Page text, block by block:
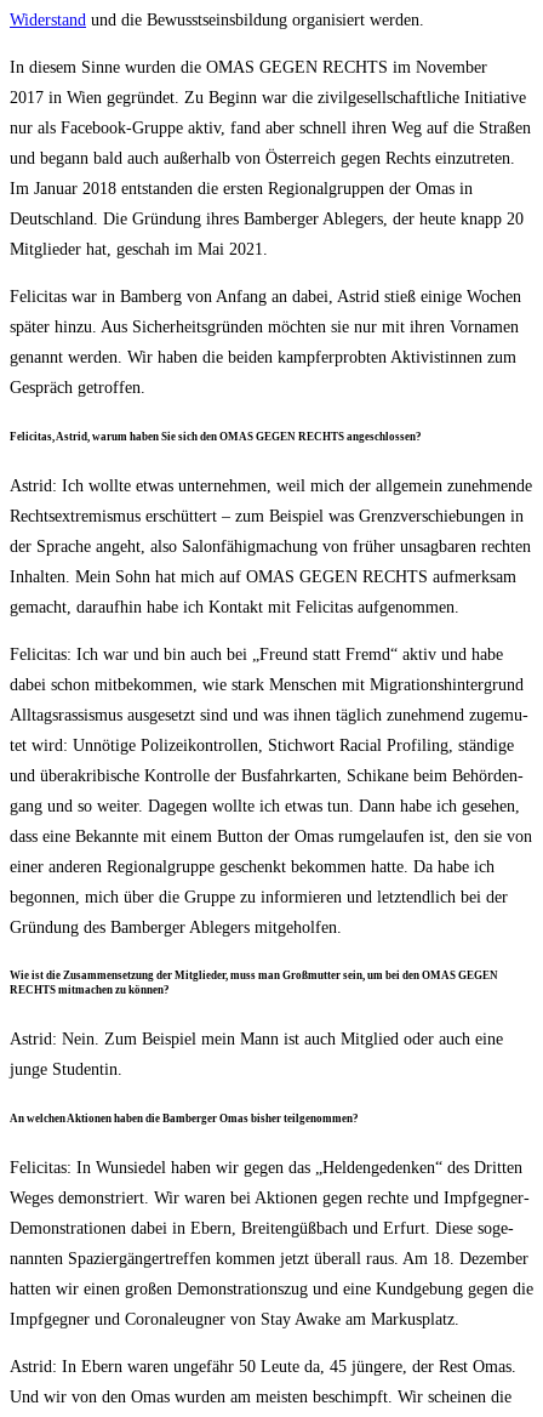
Wider­stand und die Bewusst­seins­bil­dung orga­ni­siert werden.
In die­sem Sin­ne wur­den die OMAS GEGEN RECHTS im Novem­ber
2017 in Wien gegrün­det. Zu Beginn war die zivil­ge­sell­schaft­li­che Initia­ti­ve
nur als Face­book-Grup­pe aktiv, fand aber schnell ihren Weg auf die Stra­ßen
und begann bald auch außer­halb von Öster­reich gegen Rechts ein­zu­tre­ten.
Im Janu­ar 2018 ent­stan­den die ers­ten Regio­nal­grup­pen der Omas in
Deutsch­land. Die Grün­dung ihres Bam­ber­ger Able­gers, der heu­te knapp 20
Mit­glie­der hat, geschah im Mai 2021.
Feli­ci­tas war in Bam­berg von Anfang an dabei, Astrid stieß eini­ge Wochen
spä­ter hin­zu. Aus Sicher­heits­grün­den möch­ten sie nur mit ihren Vor­na­men
genannt wer­den. Wir haben die bei­den kampf­erprob­ten Akti­vis­tin­nen zum
Gespräch getroffen.
Feli­ci­tas, Astrid, war­um haben Sie sich den OMAS GEGEN RECHTS angeschlossen?
Astrid: Ich woll­te etwas unter­neh­men, weil mich der all­ge­mein zuneh­men­de
Rechts­extre­mis­mus erschüt­tert – zum Bei­spiel was Grenz­ver­schie­bun­gen in
der Spra­che angeht, also Salon­fä­hig­ma­chung von frü­her unsag­ba­ren rech­ten
Inhal­ten. Mein Sohn hat mich auf OMAS GEGEN RECHTS auf­merk­sam
gemacht, dar­auf­hin habe ich Kon­takt mit Feli­ci­tas aufgenommen.
Feli­ci­tas: Ich war und bin auch bei „Freund statt Fremd“ aktiv und habe
dabei schon mit­be­kom­men, wie stark Men­schen mit Migra­ti­ons­hin­ter­grund
All­tags­ras­sis­mus aus­ge­setzt sind und was ihnen täg­lich zuneh­mend zuge­mu­
tet wird: Unnö­ti­ge Poli­zei­kon­trol­len, Stich­wort Racial Pro­fil­ing, stän­di­ge
und über­akri­bi­sche Kon­trol­le der Bus­fahr­kar­ten, Schi­ka­ne beim Behör­den­
gang und so wei­ter. Dage­gen woll­te ich etwas tun. Dann habe ich gese­hen,
dass eine Bekann­te mit einem But­ton der Omas rum­ge­lau­fen ist, den sie von
einer ande­ren Regio­nal­grup­pe geschenkt bekom­men hat­te. Da habe ich
begon­nen, mich über die Grup­pe zu infor­mie­ren und letzt­end­lich bei der
Grün­dung des Bam­ber­ger Able­gers mitgeholfen.
Wie ist die Zusam­men­set­zung der Mit­glie­der, muss man Groß­mutter sein, um bei den OMAS GEGEN
RECHTS mit­ma­chen zu können?
Astrid: Nein. Zum Bei­spiel mein Mann ist auch Mit­glied oder auch eine
jun­ge Studentin.
An wel­chen Aktio­nen haben die Bam­ber­ger Omas bis­her teilgenommen?
Feli­ci­tas: In Wun­sie­del haben wir gegen das „Hel­den­ge­den­ken“ des Drit­ten
Weges demons­triert. Wir waren bei Aktio­nen gegen rech­te und Impf­geg­ner-
Demons­tra­tio­nen dabei in Ebern, Brei­ten­güß­bach und Erfurt. Die­se soge­
nann­ten Spa­zier­gän­ger­tref­fen kom­men jetzt über­all raus. Am 18. Dezem­ber
hat­ten wir einen gro­ßen Demons­tra­ti­ons­zug und eine Kund­ge­bung gegen die
Impf­geg­ner und Coro­na­leug­ner von Stay Awa­ke am Markusplatz.
Astrid: In Ebern waren unge­fähr 50 Leu­te da, 45 jün­ge­re, der Rest Omas.
Und wir von den Omas wur­den am meis­ten beschimpft. Wir schei­nen die